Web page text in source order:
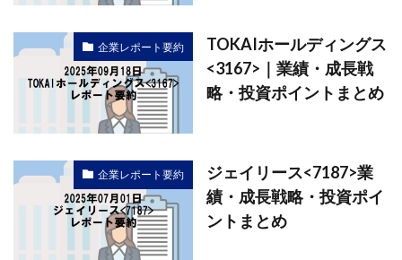
企業レポート要約
TOKAIホールディングス
<3167>｜業績・成長戦
略・投資ポイントまとめ
企業レポート要約
ジェイリース<7187>業
績・成長戦略・投資ポイ
ントまとめ